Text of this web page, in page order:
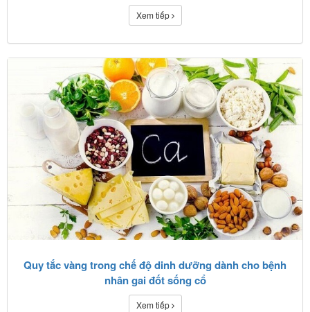
Xem tiếp
Quy tắc vàng trong chế độ dinh dưỡng dành cho bệnh
nhân gai đốt sống cổ
Xem tiếp